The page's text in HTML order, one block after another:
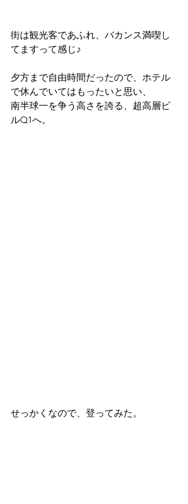
街は観光客であふれ、バカンス満喫し
てますって感じ♪
夕方まで自由時間だったので、ホテル
で休んでいてはもったいと思い、
南半球一を争う高さを誇る、超高層ビ
ルQ1へ。
せっかくなので、登ってみた。